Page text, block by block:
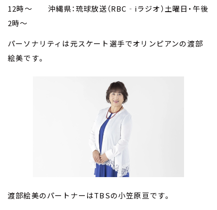
12時～ 沖縄県：琉球放送（RBC‐iラジオ）土曜日・午後
2時～
パーソナリティは元スケート選手でオリンピアンの渡部
絵美です。
渡部絵美のパートナーはTBSの小笠原亘です。